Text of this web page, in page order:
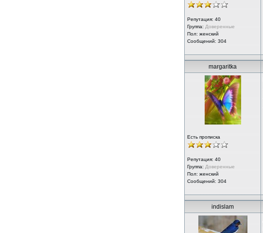
Репутация: 40
Группа: Доверенные
Пол: женский
Сообщений: 304
margaritka
Есть прописка
Репутация: 40
Группа: Доверенные
Пол: женский
Сообщений: 304
indislam